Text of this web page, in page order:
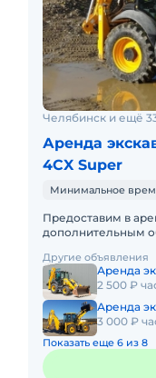
Челябинск и ещё
Аренда
4CX Super
Минимальное время
Предоставим в
дополнительным
спецтехники -
Другие объявления
Аренда
2 500 ₽
Аренда
3 000 ₽
Показать еще 6 из 8